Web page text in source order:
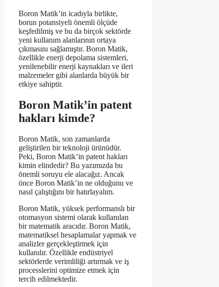
Boron Matik’in icadıyla birlikte,
borun potansiyeli önemli ölçüde
keşfedilmiş ve bu da birçok sektörde
yeni kullanım alanlarının ortaya
çıkmasını sağlamıştır. Boron Matik,
özellikle enerji depolama sistemleri,
yenilenebilir enerji kaynakları ve ileri
malzemeler gibi alanlarda büyük bir
etkiye sahiptir.
Boron Matik’in patent
hakları kimde?
Boron Matik, son zamanlarda
geliştirilen bir teknoloji ürünüdür.
Peki, Boron Matik’in patent hakları
kimin elindedir? Bu yazımızda bu
önemli soruyu ele alacağız. Ancak
önce Boron Matik’in ne olduğunu ve
nasıl çalıştığını bir hatırlayalım.
Boron Matik, yüksek performanslı bir
otomasyon sistemi olarak kullanılan
bir matematik aracıdır. Boron Matik,
matematiksel hesaplamalar yapmak ve
analizler gerçekleştirmek için
kullanılır. Özellikle endüstriyel
sektörlerde verimliliği artırmak ve iş
processlerini optimize etmek için
tercih edilmektedir.